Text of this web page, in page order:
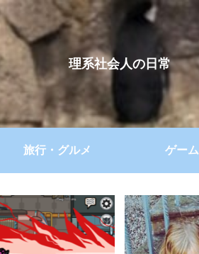
理系社会人の日常
旅行・グルメ ゲーム